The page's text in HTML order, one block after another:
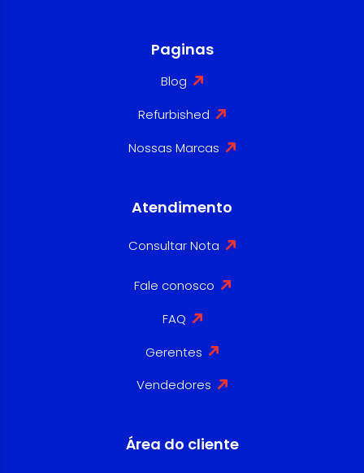
Paginas
Blog
Refurbished
Nossas Marcas
Atendimento
Consultar Nota
Fale conosco
FAQ
Gerentes
Vendedores
Área do cliente